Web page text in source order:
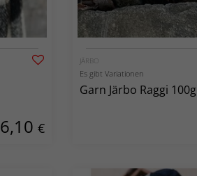
6,10 €
JÄRBO
Es gibt Variationen
Garn Järbo Raggi 100g